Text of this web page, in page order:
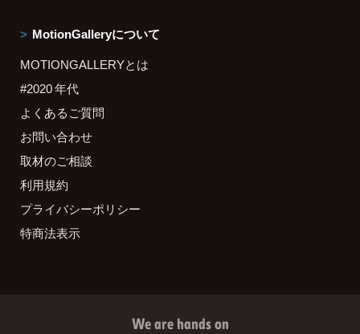
MotionGalleryについて
MOTIONGALLERYとは
#2020 年代
よくあるご質問
お問い合わせ
取材のご相談
利用規約
プライバシーポリシー
特商法表示
We are hands on